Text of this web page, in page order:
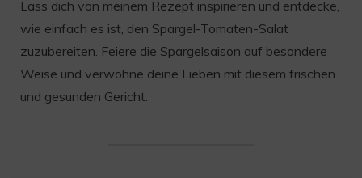
Lass dich von meinem Rezept inspirieren und entdecke,
wie einfach es ist, den Spargel-Tomaten-Salat
zuzubereiten. Feiere die Spargelsaison auf besondere
Weise und verwöhne deine Lieben mit diesem frischen
und gesunden Gericht.